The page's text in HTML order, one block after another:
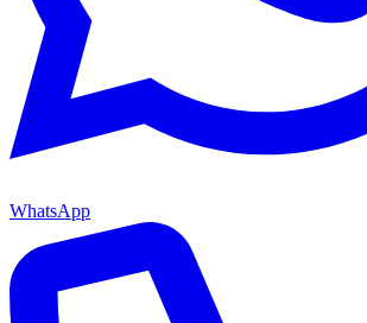
WhatsApp